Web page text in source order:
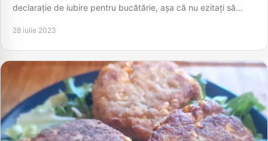
declarație de iubire pentru bucătărie, așa că nu ezitați să…
28 iulie 2023